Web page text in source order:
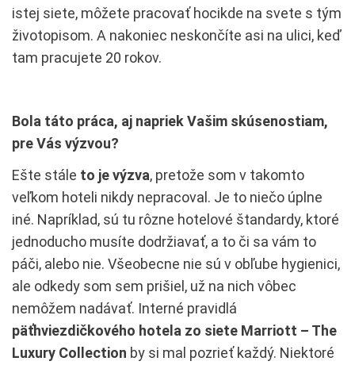
istej siete, môžete pracovať hocikde na svete s tým
životopisom. A nakoniec neskončíte asi na ulici, keď
tam pracujete 20 rokov.
Bola táto práca, aj napriek Vašim skúsenostiam,
pre Vás výzvou?
Ešte stále to je výzva, pretože som v takomto
veľkom hoteli nikdy nepracoval. Je to niečo úplne
iné. Napríklad, sú tu rôzne hotelové štandardy, ktoré
jednoducho musíte dodržiavať, a to či sa vám to
páči, alebo nie. Všeobecne nie sú v obľube hygienici,
ale odkedy som sem prišiel, už na nich vôbec
nemôžem nadávať. Interné pravidlá
päťhviezdičkového hotela zo siete Marriott – The
Luxury Collection by si mal pozrieť každý. Niektoré